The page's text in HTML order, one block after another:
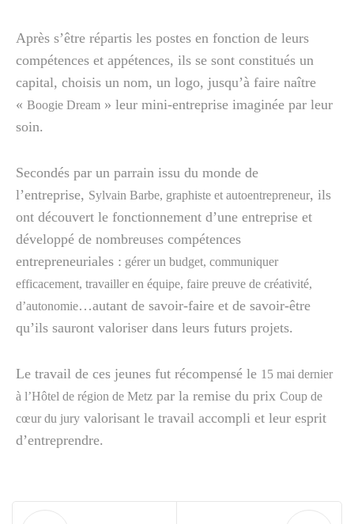
Après s’être répartis les postes en fonction de leurs
compétences et appétences, ils se sont constitués un
capital, choisis un nom, un logo, jusqu’à faire naître
« Boogie Dream » leur mini-entreprise imaginée par leur
soin.
Secondés par un parrain issu du monde de
l’entreprise, Sylvain Barbe, graphiste et autoentrepreneur, ils
ont découvert le fonctionnement d’une entreprise et
développé de nombreuses compétences
entrepreneuriales : gérer un budget, communiquer
efficacement, travailler en équipe, faire preuve de créativité,
d’autonomie…autant de savoir-faire et de savoir-être
qu’ils sauront valoriser dans leurs futurs projets.
Le travail de ces jeunes fut récompensé le 15 mai dernier
à l’Hôtel de région de Metz par la remise du prix Coup de
cœur du jury valorisant le travail accompli et leur esprit
d’entreprendre.